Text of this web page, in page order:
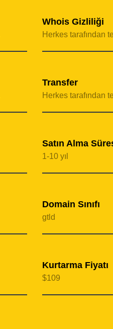
Whois Gizliliği
Herkes tarafından
Transfer
Herkes tarafından
Satın Alma
1-10 yıl
Domain Sınıfı
gtld
Kurtarma Fiyatı
$109